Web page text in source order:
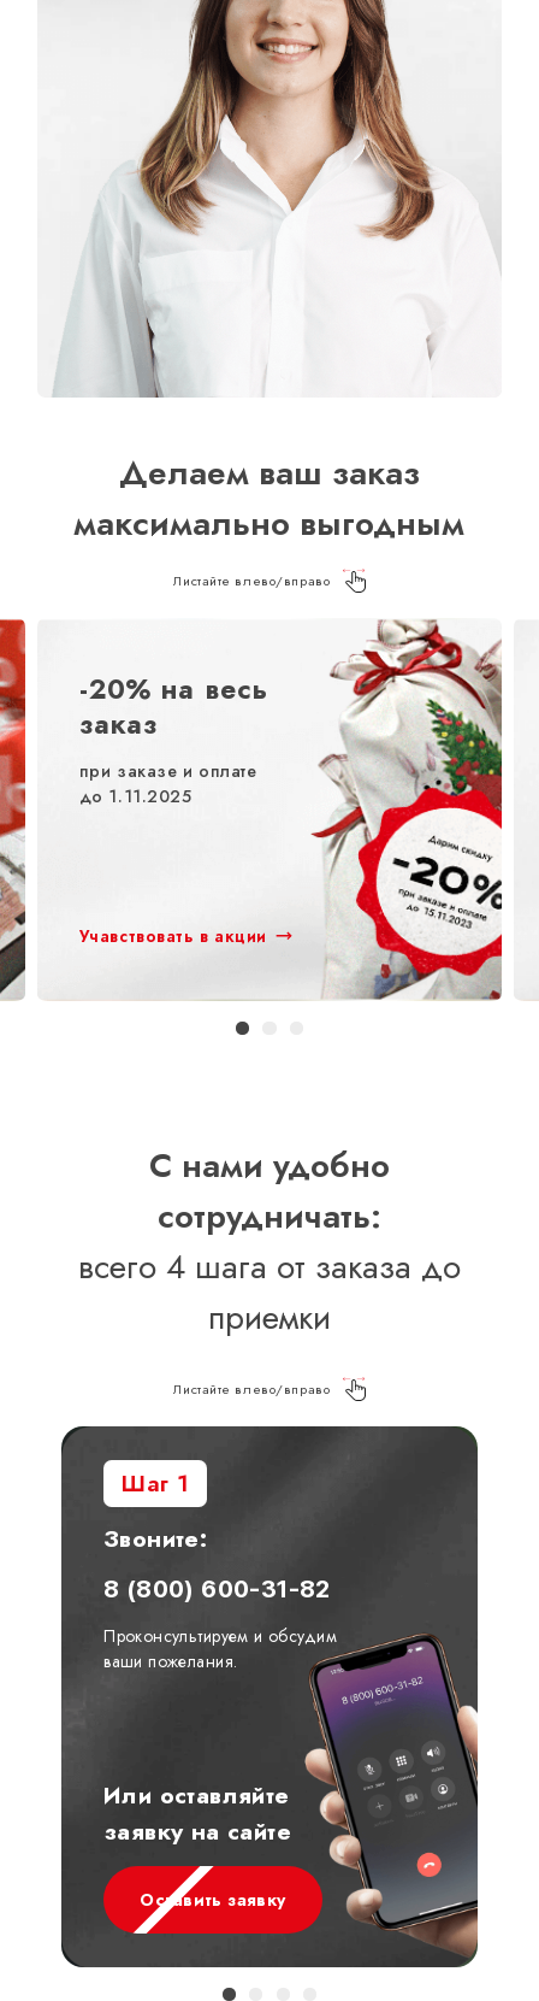
Делаем ваш заказ
максимально выгодным
Листайте влево/вправо
-20% на весь
заказ
при заказе и оплате
до 1.11.2025
Учавствовать в акции
С нами удобно
сотрудничать:
всего 4 шага от заказа до
приемки
Листайте влево/вправо
Шаг 1
Звоните:
8 (800) 600-31-82
Проконсультируем и обсудим
ваши пожелания.
Или оставляйте
заявку на сайте
Оставить заявку